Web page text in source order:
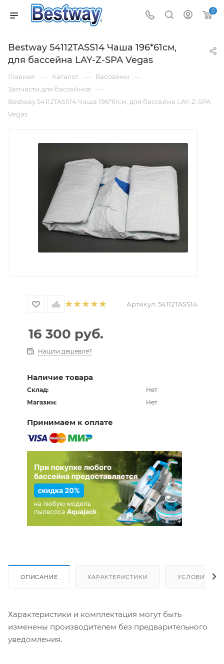
0
Bestway 54112TASS14 Чаша 196*61см,
для бассейна LAY-Z-SPA Vegas
Главная — Каталог — Бассейны —
Запчасти для бассейнов —
Bestway 54112TASS14 Чаша 196*61см, для бассейна LAY-Z-SPA
Vegas
Артикул: 54112TASS14
16 300 руб.
Нашли дешевле?
Наличие товара
Склад:
Нет
Магазин:
Нет
Принимаем к оплате
ОПИСАНИЕ ХАРАКТЕРИСТИКИ УСЛОВИЯ
Характеристики и комплектация могут быть
изменены производителем без предварительного
уведомления.